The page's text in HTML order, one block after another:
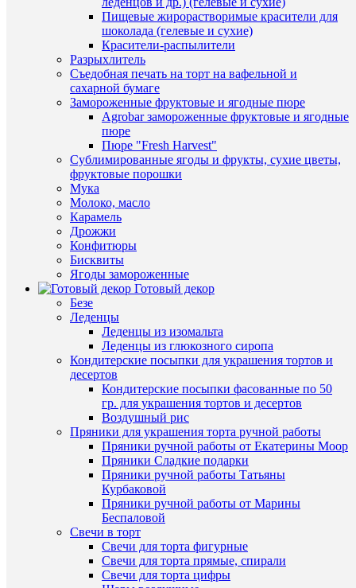
Пищевые жирорастворимые красители для
шоколада (гелевые и сухие)
Красители-распылители
Разрыхлитель
Съедобная печать на торт на вафельной и
сахарной бумаге
Замороженные фруктовые и ягодные пюре
Agrobar замороженные фруктовые и ягодные
пюре
Пюре "Fresh Harvest"
Сублимированные ягоды и фрукты, сухие цветы,
фруктовые порошки
Мука
Молоко, масло
Карамель
Дрожжи
Конфитюры
Бисквиты
Ягоды замороженные
Готовый декор
Безе
Леденцы
Леденцы из изомальта
Леденцы из глюкозного сиропа
Кондитерские посыпки для украшения тортов и
десертов
Кондитерские посыпки фасованные по 50
гр. для украшения тортов и десертов
Воздушный рис
Пряники для украшения торта ручной работы
Пряники ручной работы от Екатерины Моор
Пряники Сладкие подарки
Пряники ручной работы Татьяны
Курбаковой
Пряники ручной работы от Марины
Беспаловой
Свечи в торт
Свечи для торта фигурные
Свечи для торта прямые, спирали
Свечи для торта цифры
(10
вырубка
в
клик
10
new
/
шт